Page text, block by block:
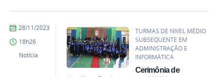
TURMAS DE NIVEL MÉDIO
SUBSEQUENTE EM
ADMINISTRAÇÃO E
INFORMÁTICA
Cerimônia de
por
Gomes
publicado
28/11/2023
18h26
Notícia